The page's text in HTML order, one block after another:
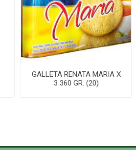
GALLETA RENATA MARIA X
3 360 GR. (20)